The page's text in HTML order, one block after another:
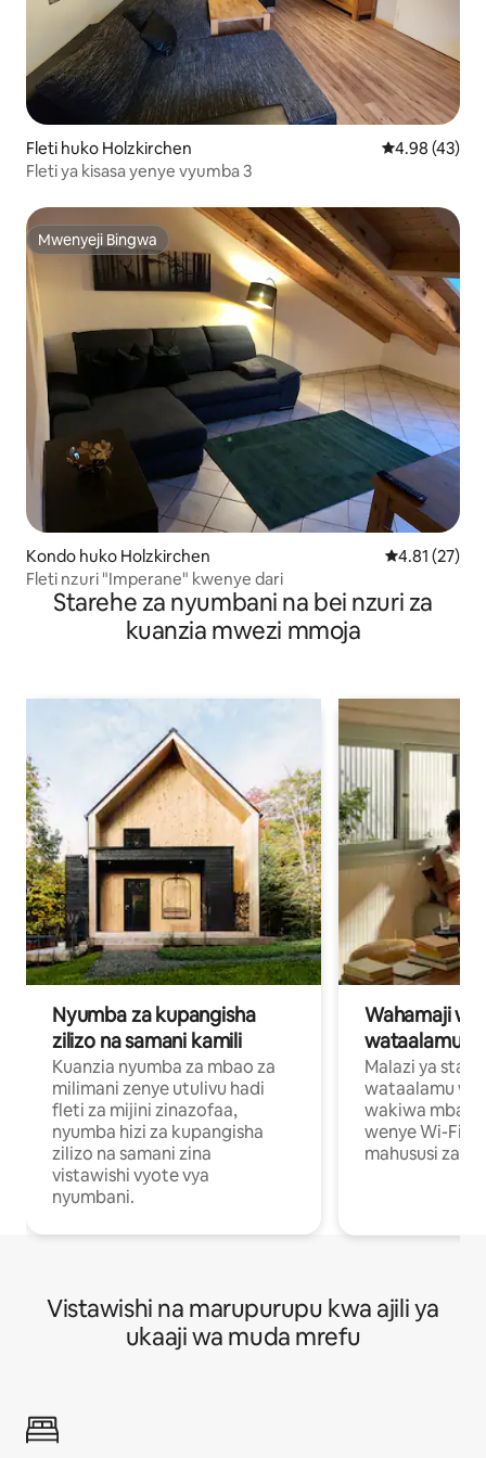
Fleti huko Holzkirchen Ukadiriaji wa
4.98 (43)
Fleti ya kisasa yenye vyumba 3
Mwenyeji Bingwa
Mwenyeji Bingwa
Kondo huko Holzkirchen Ukadiriaji wa
4.81 (27)
Fleti nzuri "Imperane" kwenye dari
Starehe za nyumbani na bei nzuri za
kuanzia mwezi mmoja
Nyumba za kupangisha
zilizo na samani kamili
Kuanzia nyumba za mbao za
milimani zenye utulivu hadi
fleti za mijini zinazofaa,
nyumba hizi za kupangisha
zilizo na samani zina
vistawishi vyote vya
nyumbani.
Wahamaji
wataalamu
Malazi ya
wataalamu
wakiwa mbali
wenye Wi-Fi
mahususi za
Vistawishi na marupurupu kwa ajili ya
ukaaji wa muda mrefu